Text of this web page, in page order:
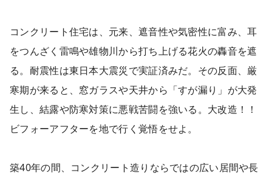
コンクリート住宅は、元来、遮音性や気密性に富み、耳
をつんざく雷鳴や雄物川から打ち上げる花火の轟音を遮
る。耐震性は東日本大震災で実証済みだ。その反面、厳
寒期が来ると、窓ガラスや天井から「すが漏り」が大発
生し、結露や防寒対策に悪戦苦闘を強いる。大改造！！
ビフォーアフターを地で行く覚悟をせよ。
築40年の間、コンクリート造りならではの広い居間や長